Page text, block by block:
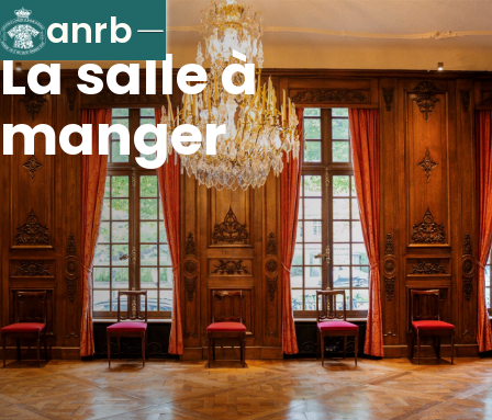
anrb
La salle à
manger